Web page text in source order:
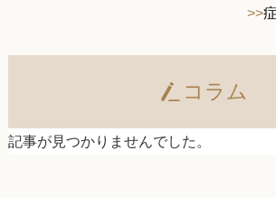
>>
コラム
記事が見つかりませんでした。